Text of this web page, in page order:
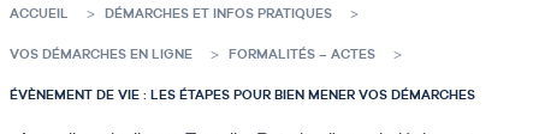
ACCUEIL DÉMARCHES ET INFOS PRATIQUES
VOS DÉMARCHES EN LIGNE FORMALITÉS – ACTES
ÉVÈNEMENT DE VIE : LES ÉTAPES POUR BIEN MENER VOS DÉMARCHES